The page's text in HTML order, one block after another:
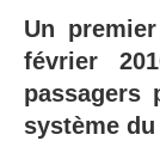
Un
février
passagers
système